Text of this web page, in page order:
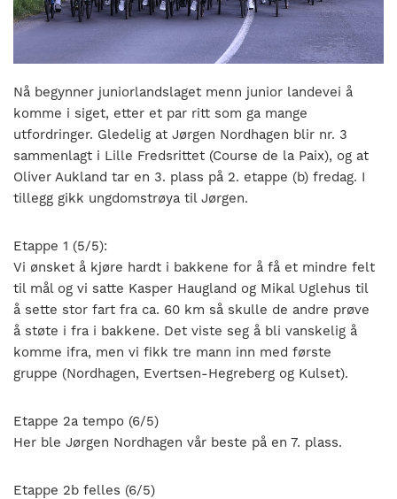
til
bli
en
folkesport.
Nå begynner juniorlandslaget menn junior landevei å
komme i siget, etter et par ritt som ga mange
utfordringer. Gledelig at Jørgen Nordhagen blir nr. 3
sammenlagt i Lille Fredsrittet (Course de la Paix), og at
Oliver Aukland tar en 3. plass på 2. etappe (b) fredag. I
tillegg gikk ungdomstrøya til Jørgen.
Etappe 1 (5/5):
Vi ønsket å kjøre hardt i bakkene for å få et mindre felt
til mål og vi satte Kasper Haugland og Mikal Uglehus til
å sette stor fart fra ca. 60 km så skulle de andre prøve
å støte i fra i bakkene. Det viste seg å bli vanskelig å
komme ifra, men vi fikk tre mann inn med første
gruppe (Nordhagen, Evertsen-Hegreberg og Kulset).
Etappe 2a tempo (6/5)
Her ble Jørgen Nordhagen vår beste på en 7. plass.
Etappe 2b felles (6/5)